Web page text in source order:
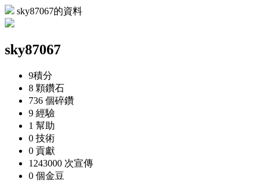
sky87067的資料
sky87067
9積分
8 顆鑽石
736 個碎鑽
9 經驗
1 幫助
0 技術
0 貢獻
1243000 次宣傳
0 個金豆